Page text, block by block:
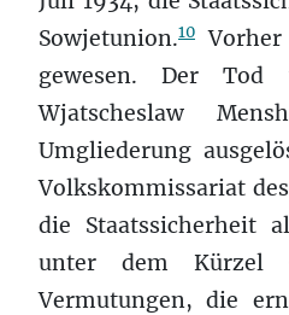
Sowjetunion.10
gewesen. Der
Wjatscheslaw
Umgliederung
Volkskommissariat
die Staatssicherheit
unter dem Kürzel
Vermutungen, die